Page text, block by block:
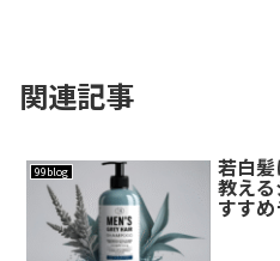
関連記事
99blog 若白
教え
すす